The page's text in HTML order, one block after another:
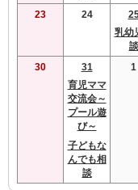
23 24
乳幼
談
30
31
育児ママ
交流会～
プール遊
び～
子どもな
んでも相
談
1